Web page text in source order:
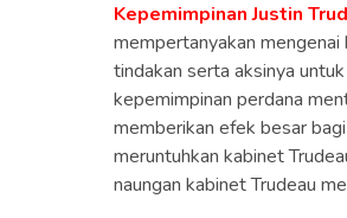
Kepemimpinan Justin
mempertanyakan
tindakan serta aksinya
kepemimpinan perdana
memberikan efek besar
meruntuhkan kabinet
naungan kabinet Trudeau